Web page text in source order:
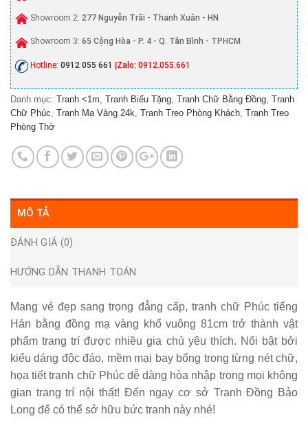
Showroom 2: 277 Nguyễn Trãi - Thanh Xuân - HN
Showroom 3: 65 Cộng Hòa - P. 4 - Q. Tân Bình - TPHCM
Hotline: 0912 055 661 |Zalo: 0912.055.661
Danh mục: Tranh <1m Tranh Biếu Tặng Tranh Chữ Bằng Đồng Tranh
Chữ Phúc Tranh Mạ Vàng 24k Tranh Treo Phòng Khách Tranh Treo
Phòng Thờ
MÔ TẢ
ĐÁNH GIÁ (0)
HƯỚNG DẪN THANH TOÁN
Mang vẻ đẹp sang trọng đẳng cấp, tranh chữ Phúc tiếng
Hán bằng đồng mạ vàng khổ vuông 81cm trở thành vật
phẩm trang trí được nhiều gia chủ yêu thích. Nổi bật bởi
kiểu dáng độc đáo, mềm mại bay bổng trong từng nét chữ,
họa tiết tranh chữ Phúc dễ dàng hòa nhập trong mọi không
gian trang trí nội thất! Đến ngay cơ sở Tranh Đồng Bảo
Long để có thể sở hữu bức tranh này nhé!